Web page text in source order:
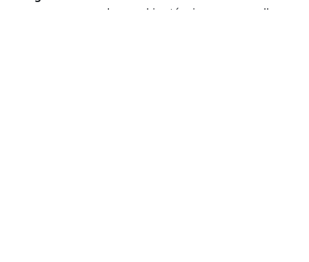
Las cookies técnicas son aquellas